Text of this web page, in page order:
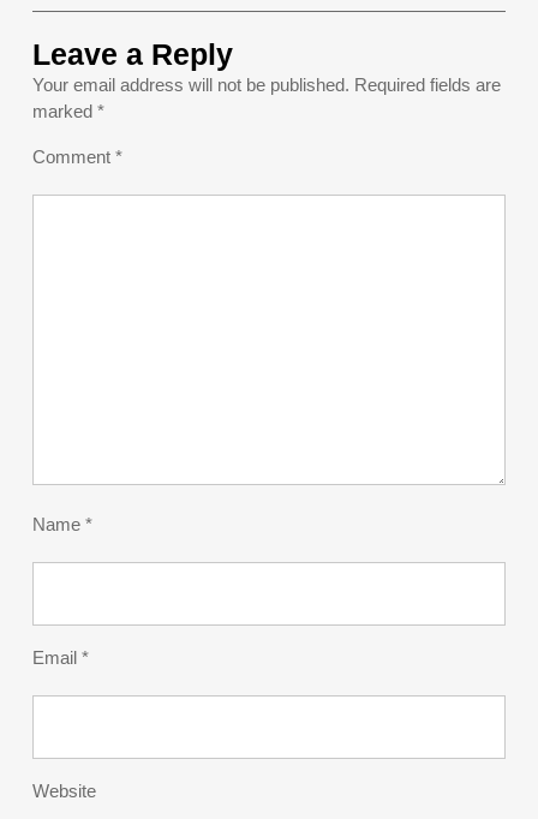
Leave a Reply
Your email address will not be published. Required fields are
marked *
Comment *
Name *
Email *
Website